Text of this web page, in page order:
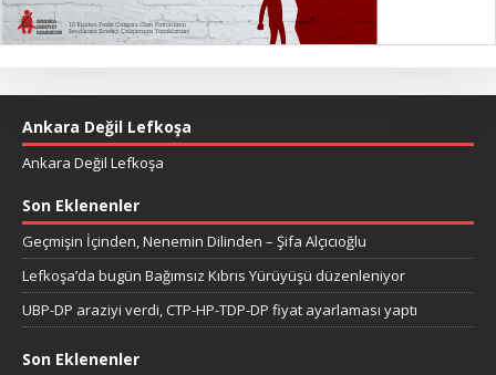
Ankara Değil Lefkoşa
Ankara Değil Lefkoşa
Son Eklenenler
Geçmişin İçinden, Nenemin Dilinden – Şifa Alçıcıoğlu
Lefkoşa’da bugün Bağımsız Kıbrıs Yürüyüşü düzenleniyor
UBP-DP araziyi verdi, CTP-HP-TDP-DP fiyat ayarlaması yaptı
Son Eklenenler